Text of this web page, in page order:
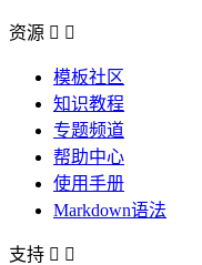
资源  
模板社区
知识教程
专题频道
帮助中心
使用手册
Markdown语法
支持  